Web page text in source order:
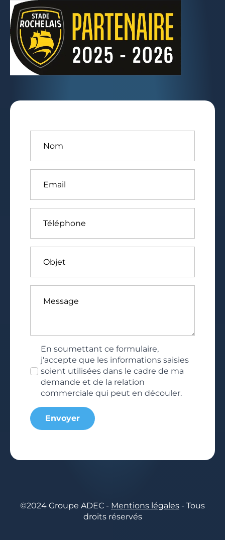
Nom
Email
Téléphone
Objet
Message
RGPD
En soumettant ce formulaire,
j'accepte que les informations saisies
soient utilisées dans le cadre de ma
demande et de la relation
commerciale qui peut en découler.
Envoyer
©2024 Groupe ADEC - Mentions légales - Tous
droits réservés